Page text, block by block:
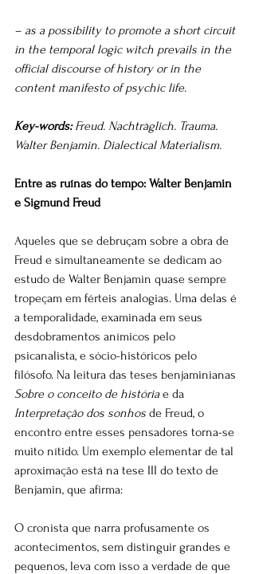
– as a possibility to promote a short circuit
in the temporal logic witch prevails in the
official discourse of history or in the
content manifesto of psychic life.
Key-words: Freud. Nachträglich. Trauma.
Walter Benjamin. Dialectical Materialism.
Entre as ruínas do tempo: Walter Benjamin
e Sigmund Freud
Aqueles que se debruçam sobre a obra de
Freud e simultaneamente se dedicam ao
estudo de Walter Benjamin quase sempre
tropeçam em férteis analogias. Uma delas é
a temporalidade, examinada em seus
desdobramentos anímicos pelo
psicanalista, e sócio-históricos pelo
filósofo. Na leitura das teses benjaminianas
Sobre o conceito de história e da
Interpretação dos sonhos de Freud, o
encontro entre esses pensadores torna-se
muito nítido. Um exemplo elementar de tal
aproximação está na tese III do texto de
Benjamin, que afirma:
O cronista que narra profusamente os
acontecimentos, sem distinguir grandes e
pequenos, leva com isso a verdade de que